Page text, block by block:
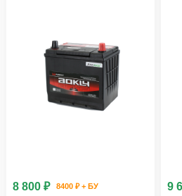
8 800 ₽
8400 ₽ + БУ
9